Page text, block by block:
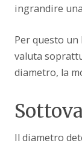
ingrandire
Per questo un
valuta
diametro, la
Il diametro